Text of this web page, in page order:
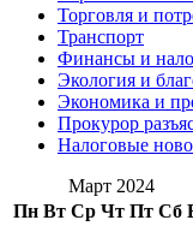
Торговля и
Транспорт
Финансы и
Экология и
Экономика и
Прокурор
Налоговые
Март 2024
Пн Вт Ср Чт Пт Сб